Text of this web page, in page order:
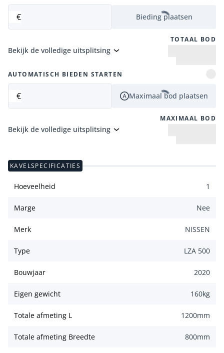
€ Bieding plaatsen
TOTAAL BOD
Bekijk de volledige uitsplitsing
AUTOMATISCH BIEDEN STARTEN
€ Maximaal bod plaatsen
MAXIMAAL BOD
Bekijk de volledige uitsplitsing
KAVELSPECIFICATIES
Hoeveelheid 1
Marge Nee
Merk NISSEN
Type LZA 500
Bouwjaar 2020
Eigen gewicht 160kg
Totale afmeting L 1200mm
Totale afmeting Breedte 800mm